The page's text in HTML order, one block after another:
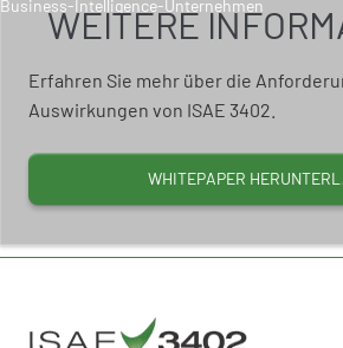
WEITERE
Erfahren Sie mehr über die
Auswirkungen von ISAE 3402.
WHITEPAPER